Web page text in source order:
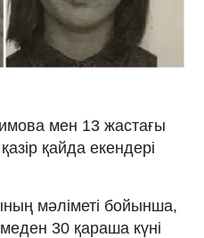
мен 13 жастағы
қайда екендері
мәліметі бойынша,
30 қараша күні